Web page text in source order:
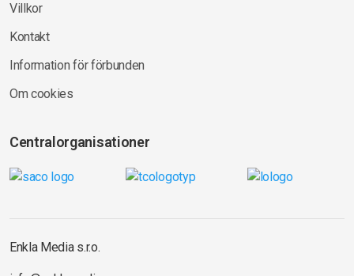
Villkor
Kontakt
Information för förbunden
Om cookies
Centralorganisationer
Enkla Media s.r.o.